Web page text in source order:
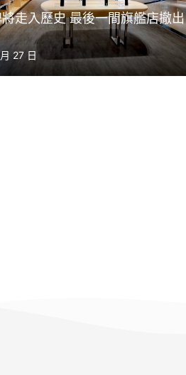
走入歷史 最後一間旗艦店撤出
27 日